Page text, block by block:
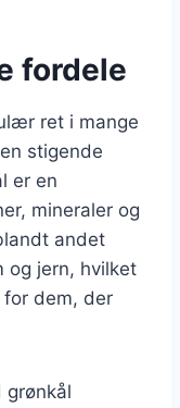
fordele
ret i mange
stigende
er en
mineraler og
andet
og jern, hvilket
dem, der